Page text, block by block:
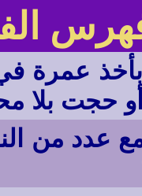
عمرة
حجت بلا
عدد من